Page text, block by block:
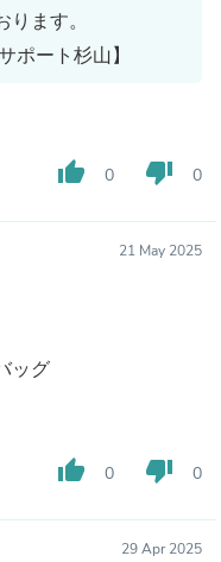
ます。
ポート杉山】
thumb_up 0 thumb_down 0
21 May 2025
ッグ
thumb_up 0 thumb_down 0
29 Apr 2025